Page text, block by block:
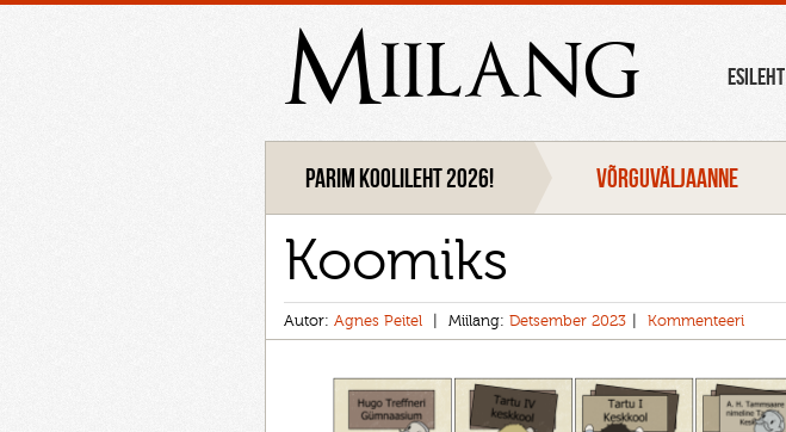
Miilang ESILEHT
Parim koolileht 2026! VÕRGUVÄLJAANNE
Koomiks
Autor: Agnes Peitel Miilang: Detsember 2023 Kommenteeri